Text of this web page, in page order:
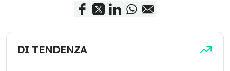
DI TENDENZA